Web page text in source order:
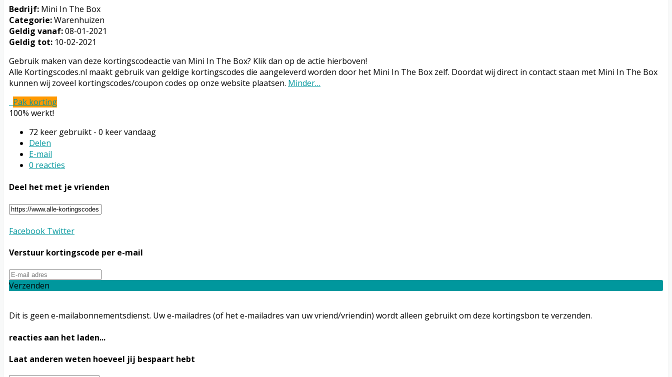
Bedrijf: Mini In The Box
Categorie:Warenhuizen
Geldig vanaf:08-01-2021
Geldig tot: 10-02-2021
Gebruik maken van deze kortingscodeactie van Mini In The Box? Klik dan op de actie hierboven!
Alle Kortingscodes.nl maakt gebruik van geldige kortingscodes die aangeleverd worden door het Mini In The Box zelf. Doordat wij direct in contact staan met Mini In The Box
kunnen wij zoveel kortingscodes/coupon codes op onze website plaatsen. Minder…
Pak korting
100% werkt!
72 keer gebruikt - 0 keer vandaag
Delen
E-mail
0 reacties
Deel het met je vrienden
Facebook Twitter
Verstuur kortingscode per e-mail
Verzenden
Dit is geen e-mailabonnementsdienst. Uw e-mailadres (of het e-mailadres van uw vriend/vriendin) wordt alleen gebruikt om deze kortingsbon te verzenden.
reacties aan het laden...
Laat anderen weten hoeveel jij bespaart hebt